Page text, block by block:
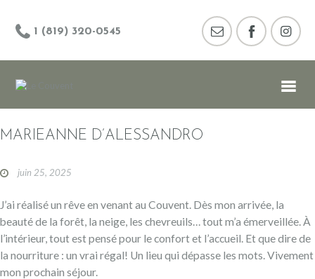
1 (819) 320-0545
MARIEANNE D’ALESSANDRO
juin 25, 2025
J’ai réalisé un rêve en venant au Couvent. Dès mon arrivée, la
beauté de la forêt, la neige, les chevreuils… tout m’a émerveillée. À
l’intérieur, tout est pensé pour le confort et l’accueil. Et que dire de
la nourriture : un vrai régal! Un lieu qui dépasse les mots. Vivement
mon prochain séjour.